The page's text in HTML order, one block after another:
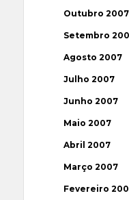
Outubro 2007
Setembro
Agosto 2007
Julho 2007
Junho 2007
Maio 2007
Abril 2007
Março 2007
Fevereiro